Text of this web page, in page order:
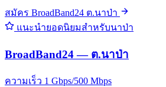
สมัคร BroadBand24 ต.นาป่า
แนะนำยอดนิยมสำหรับนาป่า
BroadBand24 — ต.นาป่า
ความเร็ว 1 Gbps/500 Mbps